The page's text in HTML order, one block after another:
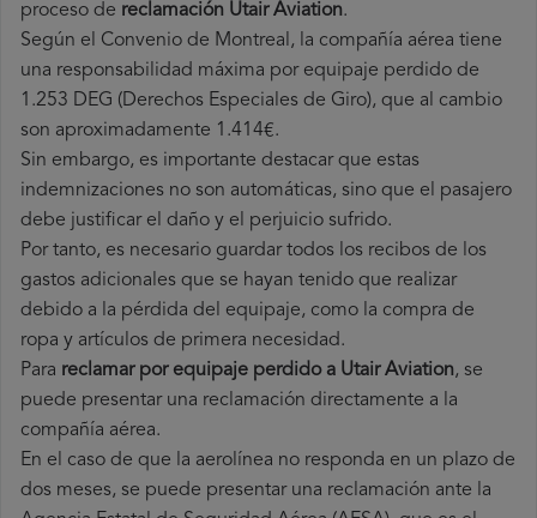
proceso de reclamación Utair Aviation.
Según el Convenio de Montreal, la compañía aérea tiene
una responsabilidad máxima por equipaje perdido de
1.253 DEG (Derechos Especiales de Giro), que al cambio
son aproximadamente 1.414€.
Sin embargo, es importante destacar que estas
indemnizaciones no son automáticas, sino que el pasajero
debe justificar el daño y el perjuicio sufrido.
Por tanto, es necesario guardar todos los recibos de los
gastos adicionales que se hayan tenido que realizar
debido a la pérdida del equipaje, como la compra de
ropa y artículos de primera necesidad.
Para reclamar por equipaje perdido a Utair Aviation, se
puede presentar una reclamación directamente a la
compañía aérea.
En el caso de que la aerolínea no responda en un plazo de
dos meses, se puede presentar una reclamación ante la